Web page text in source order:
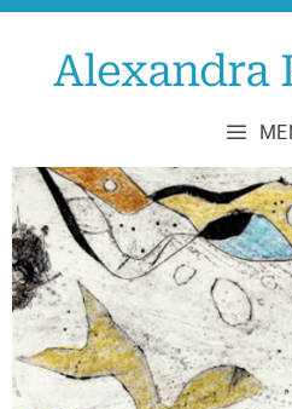
Zum
springenAlexandra